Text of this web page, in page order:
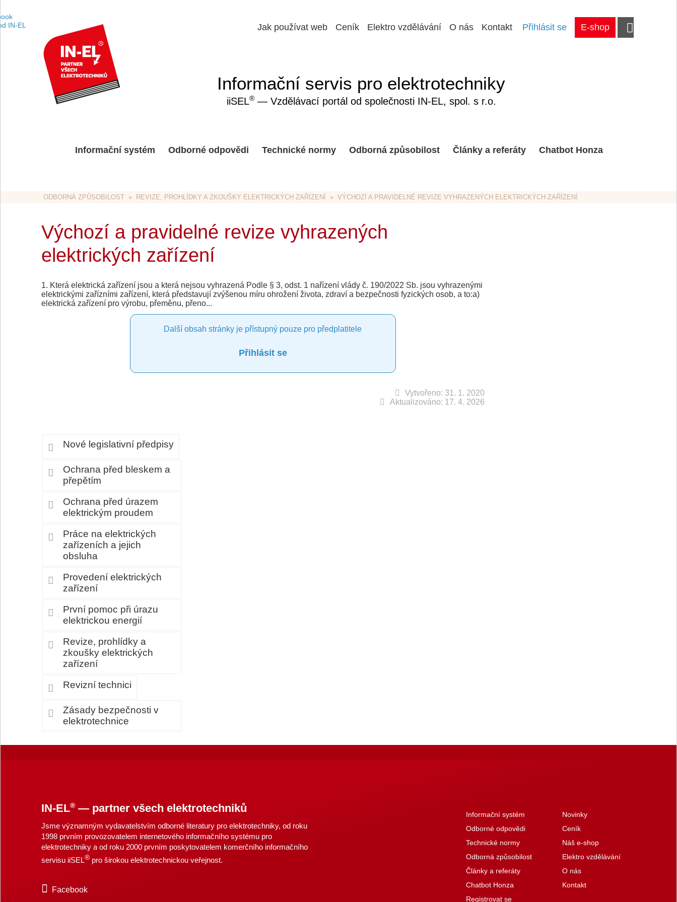
Přihlásit se E-shop
Jak používat web Ceník Elektro vzdělávání O nás Kontakt
Informační servis pro elektrotechniky
iiSEL®— Vzdělávací portál od společnosti IN-EL, spol. s r.o.
Informační systém Odborné odpovědi Technické normy Odborná způsobilost Články a referáty Chatbot Honza
ODBORNÁ ZPŮSOBILOST
  »
REVIZE, PROHLÍDKY A ZKOUŠKY ELEKTRICKÝCH ZAŘÍZENÍ
  »  VÝCHOZÍ A PRAVIDELNÉ REVIZE VYHRAZENÝCH ELEKTRICKÝCH ZAŘÍZENÍ
Výchozí a pravidelné revize vyhrazených
elektrických zařízení
1. Která elektrická zařízení jsou a která nejsou vyhrazená Podle § 3, odst. 1 nařízení vlády č. 190/2022 Sb. jsou vyhrazenými
elektrickými zařízními zařízení, která představují zvýšenou míru ohrožení života, zdraví a bezpečnosti fyzických osob, a to:a)
elektrická zařízení pro výrobu, přeměnu, přeno...
Další obsah stránky je přístupný pouze pro předplatitele
Přihlásit se
Vytvořeno: 31. 1. 2020
Aktualizováno: 17. 4. 2026
Nové legislativní předpisy
Ochrana před bleskem a
přepětím
Ochrana před úrazem
elektrickým proudem
Práce na elektrických
zařízeních a jejich
obsluha
Provedení elektrických
zařízení
První pomoc při úrazu
elektrickou energií
Revize, prohlídky a
zkoušky elektrických
zařízení
Revizní technici
Zásady bezpečnosti v
elektrotechnice
IN-EL®— partner všech elektrotechniků
Jsme významným vydavatelstvím odborné literatury pro elektrotechniky, od roku
1998 prvním provozovatelem internetového informačního systému pro
elektrotechniky a od roku 2000 prvním poskytovatelem komerčního informačního
servisu iiSEL®pro širokou elektrotechnickou veřejnost.
Facebook
Novinky
Ceník
Náš e-shop
Elektro vzdělávání
O nás
Kontakt
Informační systém
Odborné odpovědi
Technické normy
Odborná způsobilost
Články a referáty
Chatbot Honza
Registrovat se